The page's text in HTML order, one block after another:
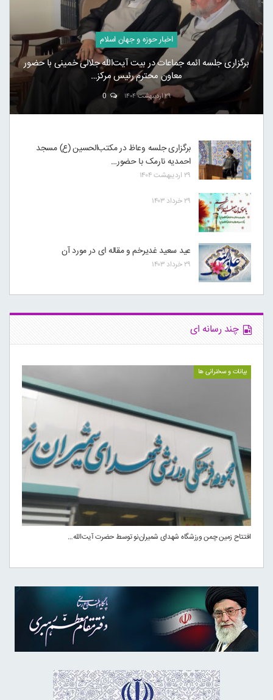
اخبار حوزه و جهان اسلام
برگزاری جلسه ائمه جماعات در بیت آیت‌الله جلالی خمینی با حضور
معاون محترم رئیس مرکز…
۲۹ اردیبهشت ۱۴۰۴
برگزاری جلسه وعاظ در مکتب‌الحسین (ع) مسجد
احمدیه نارمک با حضور…
۲۹ اردیبهشت ۱۴۰۴
۲۹ خرداد ۱۴۰۳
عید سعید غدیرخم و مقاله ای در مورد آن
۲۹ خرداد ۱۴۰۳
چند رسانه ای
بیانات و سخنرانی ها
افتتاح زمین چمن ورزشگاه شهدای شمیران‌نو توسط حضرت آیت‌الله…